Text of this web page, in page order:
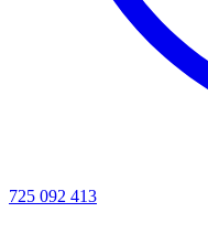
725 092 413